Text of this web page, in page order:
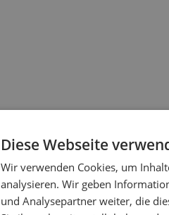
Diese Webseite
Wir verwenden Cookies, um
analysieren. Wir geben
und Analysepartner weiter, die